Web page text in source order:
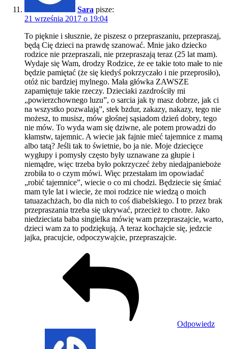
Sara pisze:
21 września 2017 o 19:04
To pięknie i słusznie, że piszesz o przepraszaniu, przepraszaj,
będą Cię dzieci na prawdę szanować. Mnie jako dziecko
rodzice nie przepraszali, nie przepraszają teraz (25 lat mam).
Wydaje się Wam, drodzy Rodzice, że ee takie toto małe to nie
będzie pamiętać (że się kiedyś pokrzyczało i nie przeprosiło),
otóż nic bardziej mylnego. Mała główka ZAWSZE
zapamiętuje takie rzeczy. Dzieciaki zazdrościły mi
„powierzchownego luzu”, o sarcia jak ty masz dobrze, jak ci
na wszystko pozwalają”, stek bzdur, zakazy, nakazy, tego nie
możesz, to musisz, mów głośnej sąsiadom dzień dobry, tego
nie mów. To wyda wam się dziwne, ale potem prowadzi do
kłamstw, tajemnic. A wiecie jak fajnie mieć tajemnice z mamą
albo tatą? Jeśli tak to świetnie, bo ja nie. Moje dziecięce
wygłupy i pomysły często były uznawane za głupie i
niemądre, więc trzeba było pokrzyczeć żeby niedajpanieboże
zrobiła to o czym mówi. Więc przestałam im opowiadać
„robić tajemnice”, wiecie o co mi chodzi. Będziecie się śmiać
mam tyle lat i wiecie, że moi rodzice nie wiedzą o moich
tatuazachżach, bo dla nich to coś diabelskiego. I to przez brak
przepraszania trzeba się ukrywać, przecież to chotre. Jako
niedzieciata baba singielka mówię wam przepraszajcie, warto,
dzieci wam za to podziękują. A teraz kochajcie się, jedzcie
jajka, pracujcie, odpoczywajcie, przepraszajcie.
Odpowiedz